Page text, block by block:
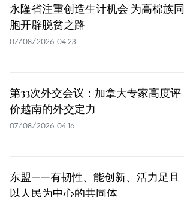
永隆省注重创造生计机会 为高棉族同
胞开辟脱贫之路
07/08/2026 04:23
第33次外交会议：加拿大专家高度评
价越南的外交定力
07/08/2026 04:16
东盟——有韧性、能创新、活力足且
以人民为中心的共同体